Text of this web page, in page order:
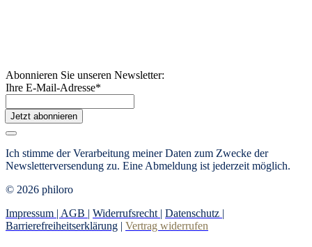
Abonnieren Sie unseren Newsletter:
Ihre E-Mail-Adresse*
Jetzt abonnieren
Ich stimme der Verarbeitung meiner Daten zum Zwecke der
Newsletterversendung zu. Eine Abmeldung ist jederzeit möglich.
© 2026 philoro
Impressum | AGB | Widerrufsrecht | Datenschutz |
Barrierefreiheitserklärung | Vertrag widerrufen